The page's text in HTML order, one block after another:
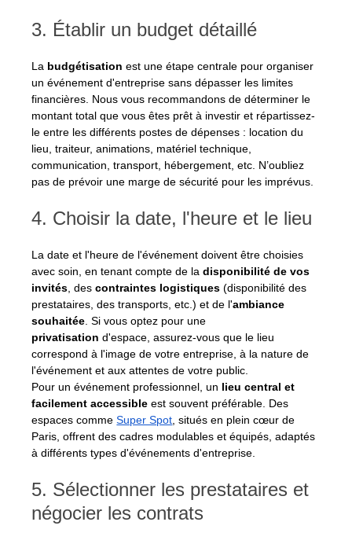
3. Établir un budget détaillé
La budgétisation est une étape centrale pour organiser
un événement d'entreprise sans dépasser les limites
financières. Nous vous recommandons de déterminer le
montant total que vous êtes prêt à investir et répartissez-
le entre les différents postes de dépenses : location du
lieu, traiteur, animations, matériel technique,
communication, transport, hébergement, etc. N’oubliez
pas de prévoir une marge de sécurité pour les imprévus.
4. Choisir la date, l'heure et le lieu
La date et l'heure de l'événement doivent être choisies
avec soin, en tenant compte de la disponibilité de vos
invités , des contraintes logistiques (disponibilité des
prestataires, des transports, etc.) et de l'ambiance
souhaitée . Si vous optez pour une
privatisation d'espace, assurez-vous que le lieu
correspond à l'image de votre entreprise, à la nature de
l'événement et aux attentes de votre public.
Pour un événement professionnel, un lieu central et
facilement accessible est souvent préférable. Des
espaces comme Super Spot , situés en plein cœur de
Paris, offrent des cadres modulables et équipés, adaptés
à différents types d'événements d'entreprise.
5. Sélectionner les prestataires et
négocier les contrats